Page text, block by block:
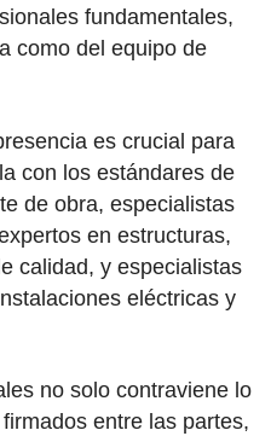
fundamentales,
como del equipo de
es crucial para
con los estándares de
de obra, especialistas
en estructuras,
calidad, y especialistas
eléctricas y
no solo contraviene lo
entre las partes,